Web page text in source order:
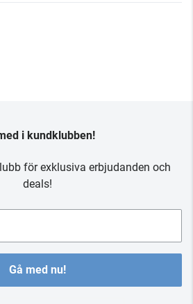
i kundklubben!
för exklusiva erbjudanden och
deals!
Gå med nu!